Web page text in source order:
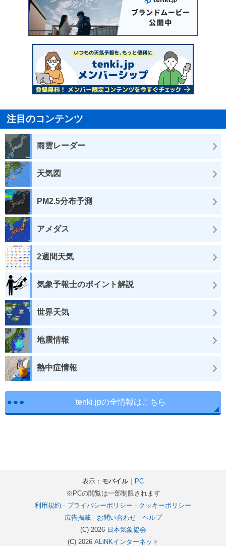
注目のコンテンツ
雨雲レーダー
天気図
PM2.5分布予測
アメダス
2週間天気
気象予報士のポイント解説
世界天気
地震情報
熱中症情報
tenki.jpの全情報はこちら
表示： モバイル｜
PC
※PCの閲覧は一部制限されます
利用規約 - プライバシーポリシー - クッキーポリシー
広告掲載- お問い合わせ- ヘルプ
(C) 2026 日本気象協会
(C) 2026 ALiNKインターネット